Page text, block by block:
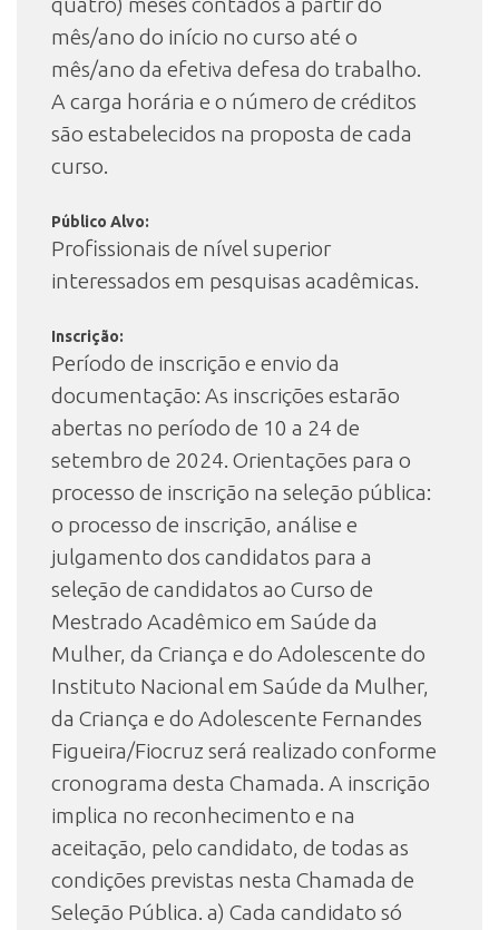
mês/ano do início no curso até o
mês/ano da efetiva defesa do trabalho.
A carga horária e o número de créditos
são estabelecidos na proposta de cada
curso.
Público Alvo:
Profissionais de nível superior
interessados em pesquisas acadêmicas.
Inscrição:
Período de inscrição e envio da
documentação: As inscrições estarão
abertas no período de 10 a 24 de
setembro de 2024. Orientações para o
processo de inscrição na seleção pública:
o processo de inscrição, análise e
julgamento dos candidatos para a
seleção de candidatos ao Curso de
Mestrado Acadêmico em Saúde da
Mulher, da Criança e do Adolescente do
Instituto Nacional em Saúde da Mulher,
da Criança e do Adolescente Fernandes
Figueira/Fiocruz será realizado conforme
cronograma desta Chamada. A inscrição
implica no reconhecimento e na
aceitação, pelo candidato, de todas as
condições previstas nesta Chamada de
Seleção Pública. a) Cada candidato só